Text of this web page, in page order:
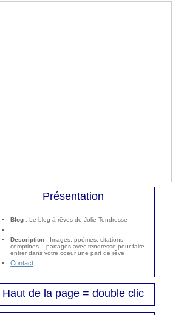
Présentation
Blog : Le blog à rêves de Jolie Tendresse
Description : Images, poèmes, citations,
comptines... partagés avec tendresse pour faire
entrer dans votre coeur une part de rêve
Contact
Haut de la page = double clic